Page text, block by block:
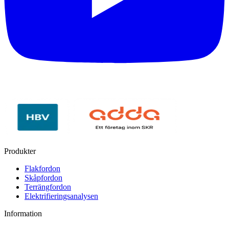
Produkter
Flakfordon
Skåpfordon
Terrängfordon
Elektrifieringsanalysen
Information